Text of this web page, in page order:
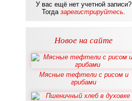
У вас ещё нет учетной записи?
Тогда зарегистрируйтесь.
Новое на сайте
Мясные тефтели с рисом и
грибами